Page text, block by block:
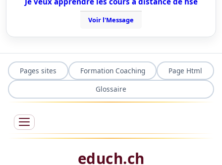
Voir l'Message
Pages sites Formation Coaching
Page Html
Glossaire
educh.ch